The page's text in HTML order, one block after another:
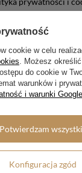
Formy dostawy
prezentujemy ceny
cookie w celu
. Możesz
do cookie w
warunków i
i warunki Google
Konfiguracja zgód
Potwierdzam